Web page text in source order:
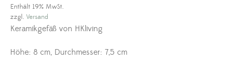
Enthält 19% MwSt.
zzgl. Versand
Keramikgefäß von HKliving
Höhe: 8 cm, Durchmesser: 7,5 cm